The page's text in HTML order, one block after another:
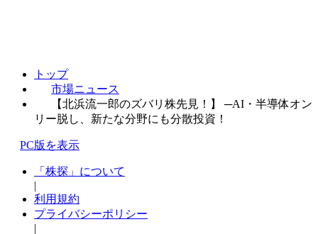
トップ
市場ニュース
【北浜流一郎のズバリ株先見！】 ─AI・半導体オン
リー脱し、新たな分野にも分散投資！
PC版を表示
「株探」について
|
利用規約
プライバシーポリシー
|